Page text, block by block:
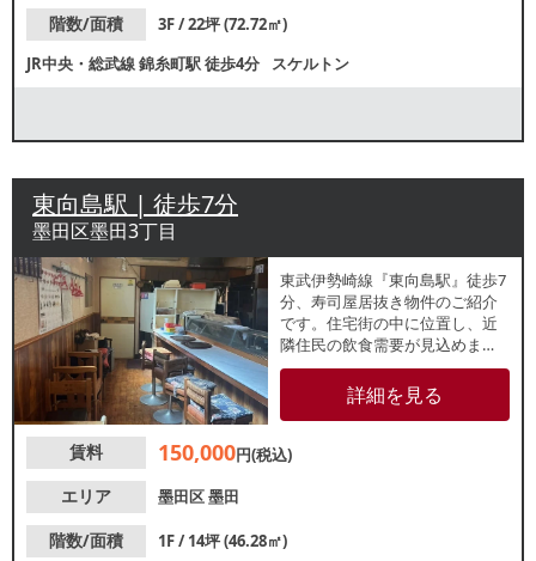
階数/面積
3F / 22坪 (72.72㎡)
JR中央・総武線錦糸町駅徒歩4分 スケルトン
東向島駅 | 徒歩7分
墨田区墨田3丁目
東武伊勢崎線『東向島駅』徒歩7
分、寿司屋居抜き物件のご紹介
です。住宅街の中に位置し、近
隣住民の飲食需要が見込めま
す。地域密着型店舗をお探しの
方に最適！諸条件等、お気軽に
お問合せください。
詳細を見る
賃料 150,000円(税込)
エリア
墨田区墨田
階数/面積
1F / 14坪 (46.28㎡)